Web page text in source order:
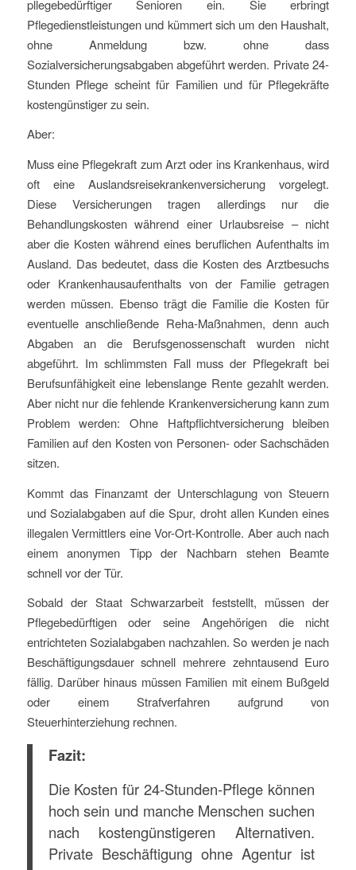
pllegebedürftiger Senioren ein. Sie erbringt
Pflegedienstleistungen und kümmert sich um den Haushalt,
ohne Anmeldung bzw. ohne dass
Sozialversicherungsabgaben abgeführt werden. Private 24-
Stunden Pflege scheint für Familien und für Pflegekräfte
kostengünstiger zu sein.
Aber:
Muss eine Pflegekraft zum Arzt oder ins Krankenhaus, wird
oft eine Auslandsreisekrankenversicherung vorgelegt.
Diese Versicherungen tragen allerdings nur die
Behandlungskosten während einer Urlaubsreise – nicht
aber die Kosten während eines beruflichen Aufenthalts im
Ausland. Das bedeutet, dass die Kosten des Arztbesuchs
oder Krankenhausaufenthalts von der Familie getragen
werden müssen. Ebenso trägt die Familie die Kosten für
eventuelle anschließende Reha-Maßnahmen, denn auch
Abgaben an die Berufsgenossenschaft wurden nicht
abgeführt. Im schlimmsten Fall muss der Pflegekraft bei
Berufsunfähigkeit eine lebenslange Rente gezahlt werden.
Aber nicht nur die fehlende Krankenversicherung kann zum
Problem werden: Ohne Haftpflichtversicherung bleiben
Familien auf den Kosten von Personen- oder Sachschäden
sitzen.
Kommt das Finanzamt der Unterschlagung von Steuern
und Sozialabgaben auf die Spur, droht allen Kunden eines
illegalen Vermittlers eine Vor-Ort-Kontrolle. Aber auch nach
einem anonymen Tipp der Nachbarn stehen Beamte
schnell vor der Tür.
Sobald der Staat Schwarzarbeit feststellt, müssen der
Pflegebedürftigen oder seine Angehörigen die nicht
entrichteten Sozialabgaben nachzahlen. So werden je nach
Beschäftigungsdauer schnell mehrere zehntausend Euro
fällig. Darüber hinaus müssen Familien mit einem Bußgeld
oder einem Strafverfahren aufgrund von
Steuerhinterziehung rechnen.
Fazit:
Die Kosten für 24-Stunden-Pflege können
hoch sein und manche Menschen suchen
nach kostengünstigeren Alternativen.
Private Beschäftigung ohne Agentur ist